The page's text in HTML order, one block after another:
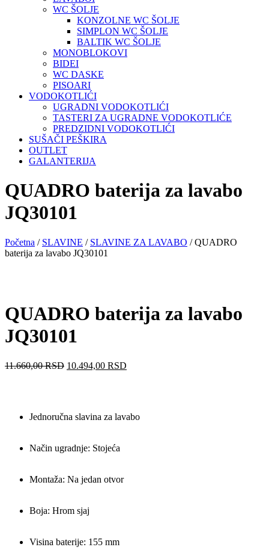
WC ŠOLJE
KONZOLNE WC ŠOLJE
SIMPLON WC ŠOLJE
BALTIK WC ŠOLJE
MONOBLOKOVI
BIDEI
WC DASKE
PISOARI
VODOKOTLIĆI
UGRADNI VODOKOTLIĆI
TASTERI ZA UGRADNE VODOKOTLIĆE
PREDZIDNI VODOKOTLIĆI
SUŠAČI PEŠKIRA
OUTLET
GALANTERIJA
QUADRO baterija za lavabo
JQ30101
Početna / SLAVINE / SLAVINE ZA LAVABO / QUADRO
baterija za lavabo JQ30101
QUADRO baterija za lavabo
JQ30101
11.660,00RSD 10.494,00 RSD
Jednoručna slavina za lavabo
Način ugradnje: Stojeća
Montaža: Na jedan otvor
Boja: Hrom sjaj
Visina baterije: 155 mm